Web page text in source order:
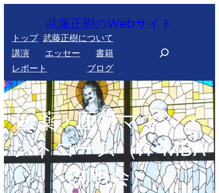
を
ス
キ
ッ
プ
武藤正樹のWebサイト
トップ 武藤正樹について
講演
エッセー
書籍
レポート
ブログ
r
c
h
医薬・医材マネジメ
ントコース（h-MBA
説明会）